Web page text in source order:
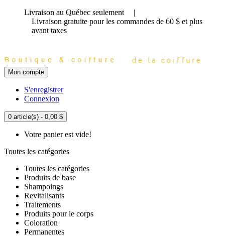
Livraison au Québec seulement
|
Livraison gratuite pour les commandes de 60 $ et plus
avant taxes
Mon compte
S'enregistrer
Connexion
0 article(s) - 0,00 $
Votre panier est vide!
Toutes les catégories
Toutes les catégories
Produits de base
Shampoings
Revitalisants
Traitements
Produits pour le corps
Coloration
Permanentes